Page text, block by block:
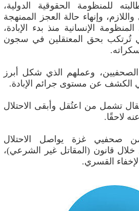
للمنظومة الحقوقية الدولية،
وإنهاء حالة العجز الممنهجة
الإنسانية منذ بدء الإبادة،
تُرتكب بحق المعتقلين في سجون
وعملهم الذي شكل أبرز
الكشف عن مستوى جرائم الإبادة.
تشمل من اعتُقل وأبقى الاحتلال
لاحقًا.
صحفيي غزة يواصل الاحتلال
خلال قانون (المقاتل غير الشرعي)،
القسري.